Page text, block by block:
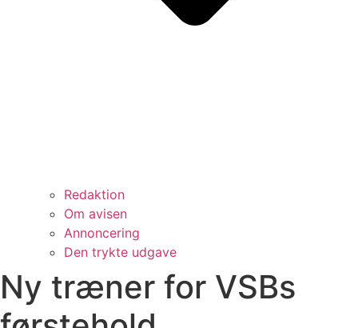
Redaktion
Om avisen
Annoncering
Den trykte udgave
Ny træner for VSBs